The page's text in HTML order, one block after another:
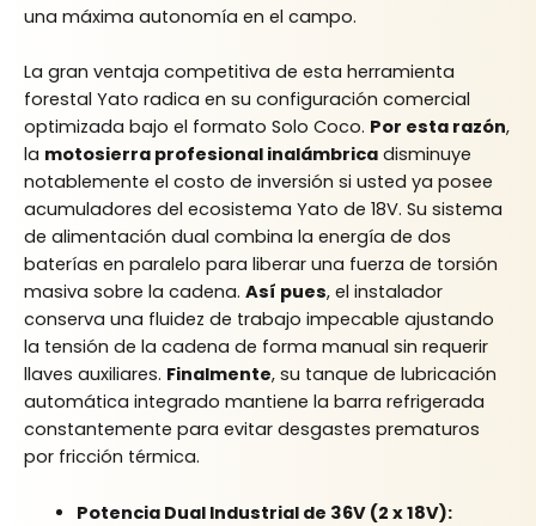
una máxima autonomía en el campo.
La gran ventaja competitiva de esta herramienta
forestal Yato radica en su configuración comercial
optimizada bajo el formato Solo Coco. Por esta razón,
la motosierra profesional inalámbrica disminuye
notablemente el costo de inversión si usted ya posee
acumuladores del ecosistema Yato de 18V. Su sistema
de alimentación dual combina la energía de dos
baterías en paralelo para liberar una fuerza de torsión
masiva sobre la cadena. Así pues, el instalador
conserva una fluidez de trabajo impecable ajustando
la tensión de la cadena de forma manual sin requerir
llaves auxiliares. Finalmente, su tanque de lubricación
automática integrado mantiene la barra refrigerada
constantemente para evitar desgastes prematuros
por fricción térmica.
Potencia Dual Industrial de 36V (2 x 18V):